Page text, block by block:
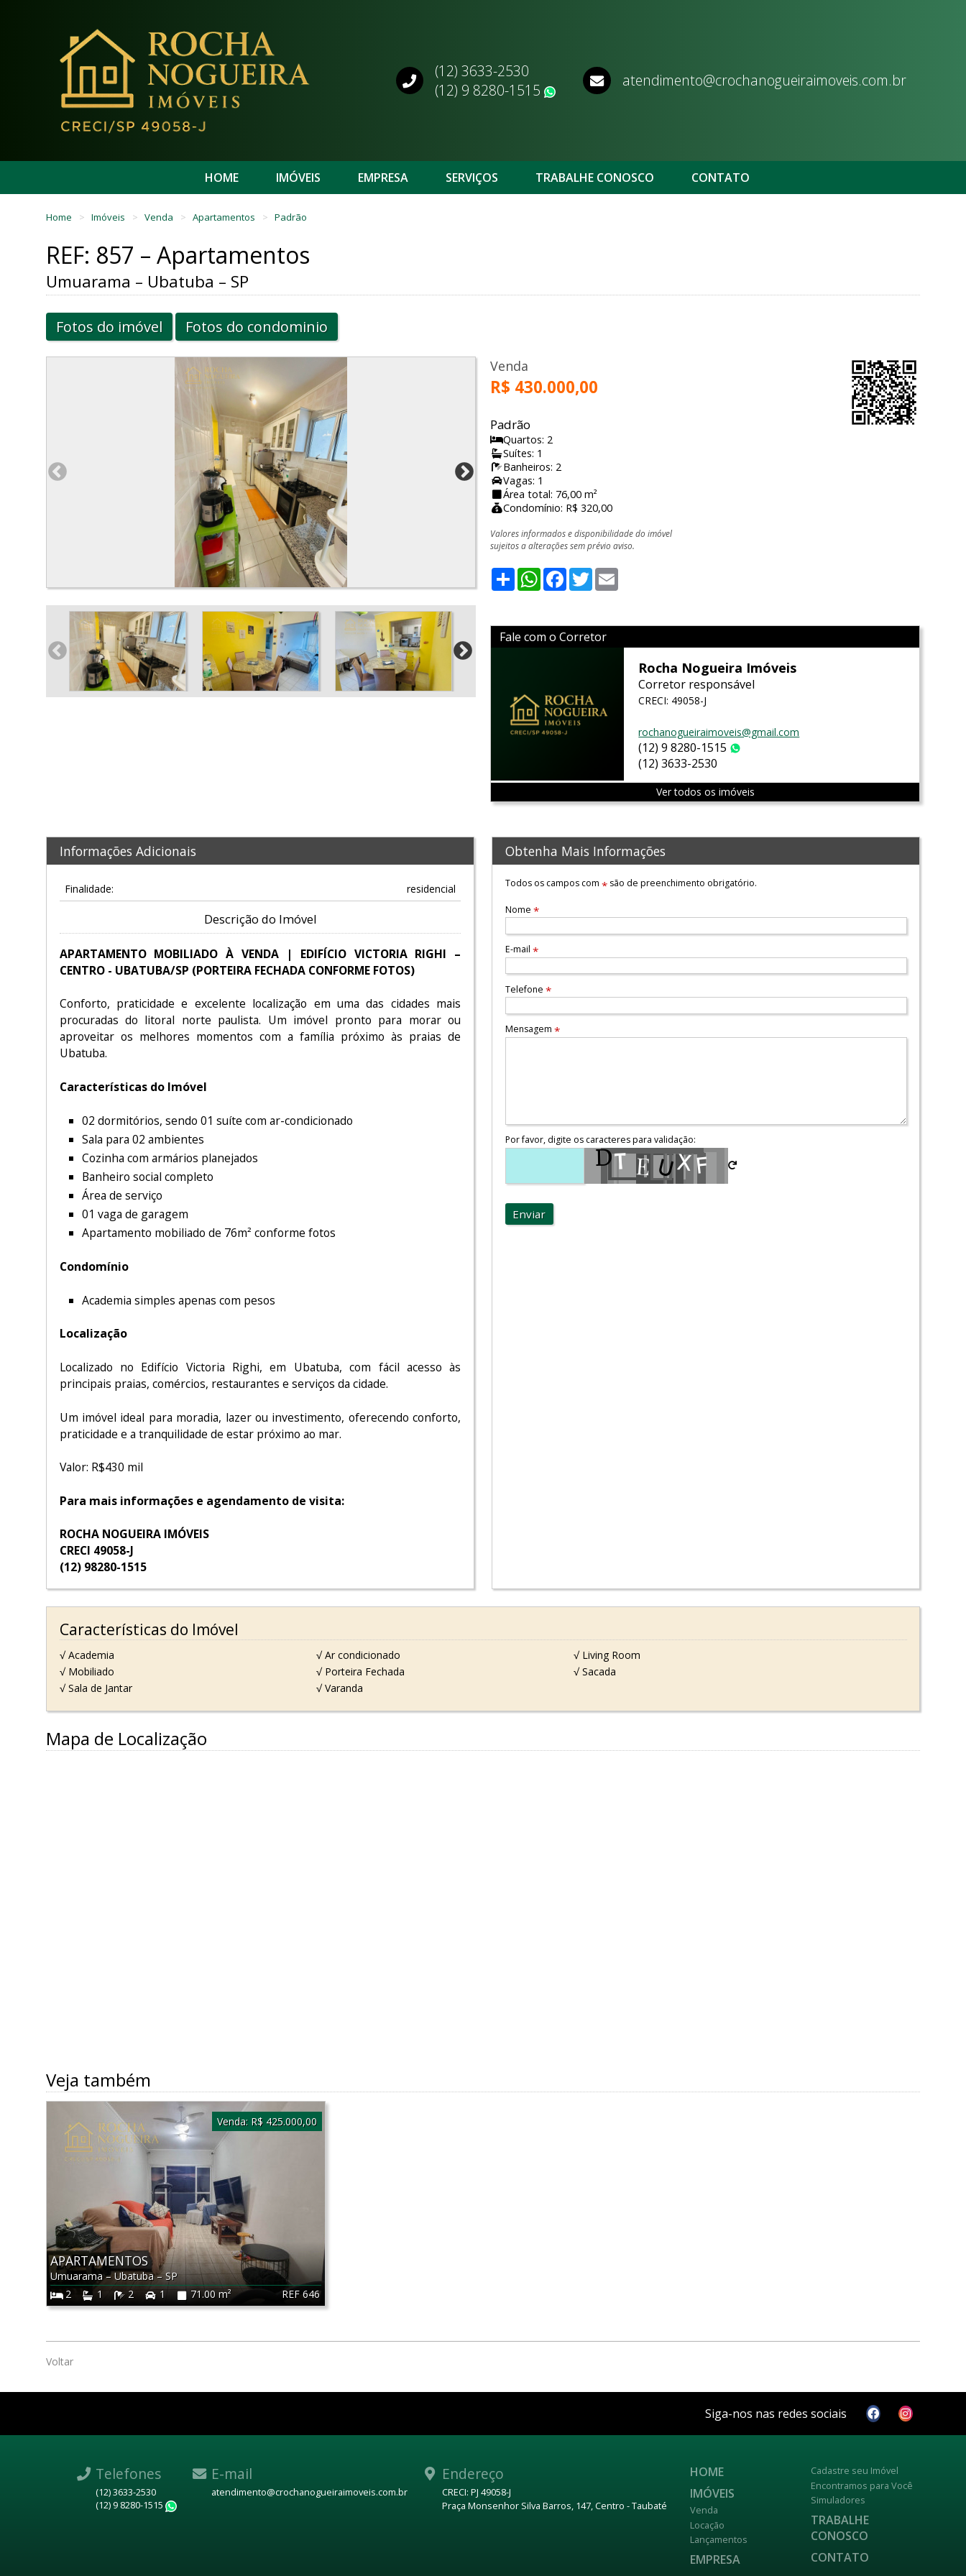
(12) 3633-2530
(12) 9 8280-1515
WhatsApp
atendimento@crochanogueiraimoveis.com.br
HOME IMÓVEIS EMPRESA SERVIÇOS TRABALHE CONOSCO CONTATO
Home Imóveis Venda Apartamentos Padrão
REF: 857 – Apartamentos
Umuarama – Ubatuba – SP
Fotos do imóvel Fotos do condominio
Venda
R$ 430.000,00
Padrão
Quartos: 2
Suítes: 1
Banheiros: 2
Vagas: 1
Área total: 76,00 m²
Condomínio: R$ 320,00
Valores informados e disponibilidade do imóvel
sujeitos a alterações sem prévio aviso.
ShareWhatsApp
Facebook
Twitter
Fale com o Corretor
Rocha Nogueira Imóveis
Corretor responsável
CRECI: 49058-J
rochanogueiraimoveis@gmail.com
(12) 9 8280-1515
(12) 3633-2530
Ver todos os imóveis
Informações Adicionais
Finalidade: residencial
Descrição do Imóvel
APARTAMENTO MOBILIADO À VENDA | EDIFÍCIO VICTORIA RIGHI –
CENTRO - UBATUBA/SP (PORTEIRA FECHADA CONFORME FOTOS)
Conforto, praticidade e excelente localização em uma das cidades mais
procuradas do litoral norte paulista. Um imóvel pronto para morar ou
aproveitar os melhores momentos com a família próximo às praias de
Ubatuba.
Características do Imóvel
02 dormitórios, sendo 01 suíte com ar-condicionado
Sala para 02 ambientes
Cozinha com armários planejados
Banheiro social completo
Área de serviço
01 vaga de garagem
Apartamento mobiliado de 76m² conforme fotos
Condomínio
Academia simples apenas com pesos
Localização
Localizado no Edifício Victoria Righi, em Ubatuba, com fácil acesso às
principais praias, comércios, restaurantes e serviços da cidade.
Um imóvel ideal para moradia, lazer ou investimento, oferecendo conforto,
praticidade e a tranquilidade de estar próximo ao mar.
Valor: R$430 mil
Para mais informações e agendamento de visita:
ROCHA NOGUEIRA IMÓVEIS
CRECI 49058-J
(12) 98280-1515
Obtenha Mais Informações
Todos os campos com *são de preenchimento obrigatório.
Nome *
E-mail *
Telefone *
Mensagem *
Por favor, digite os caracteres para validação:
Enviar
Características do Imóvel
√ Academia √ Ar condicionado
√ Living Room
√ Mobiliado
√ Porteira Fechada
√ Sacada
√ Sala de Jantar
√ Varanda
Mapa de Localização
Veja também
REF 646
APARTAMENTOS
Umuarama–Ubatuba–SP
2
1 2 1 71.00 m²
Venda: R$ 425.000,00
Voltar
Siga-nos nas redes sociais
Telefones
(12) 3633-2530
(12) 9 8280-1515
E-mail
atendimento@crochanogueiraimoveis.com.br
Endereço
CRECI: PJ 49058-J
Praça Monsenhor Silva Barros, 147, Centro - Taubaté
HOME
IMÓVEIS
Venda
Locação
Lançamentos
EMPRESA
Cadastre seu Imóvel
Encontramos para Você
Simuladores
TRABALHE
CONOSCO
CONTATO